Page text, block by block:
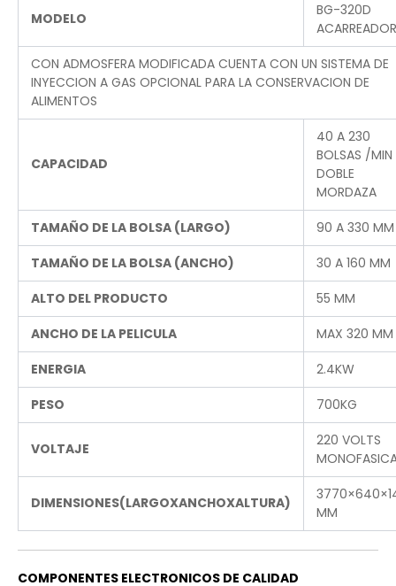
MODELO
BG-320D
CON ADMOSFERA MODIFICADA CUENTA CON UN SISTEMA DE
INYECCION A GAS OPCIONAL PARA LA CONSERVACION DE
ALIMENTOS
CAPACIDAD
40 A 230
BOLSAS /MIN
DOBLE
MORDAZA
TAMAÑO DE LA BOLSA (LARGO)
90 A 330 MM
TAMAÑO DE LA BOLSA (ANCHO)
30 A 160 MM
ALTO DEL PRODUCTO
55 MM
ANCHO DE LA PELICULA
MAX 320 MM
ENERGIA
2.4KW
PESO
700KG
VOLTAJE
220 VOLTS
DIMENSIONES(LARGOXANCHOXALTURA)
MM
COMPONENTES ELECTRONICOS DE CALIDAD